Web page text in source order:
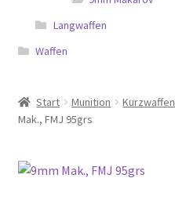
Langwaffen
Waffen
Start Munition Kurzwaffen
Mak., FMJ 95grs